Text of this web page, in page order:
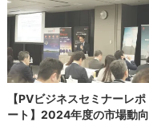
【PVビジネスセミナーレポ
ート】2024年度の市場動向